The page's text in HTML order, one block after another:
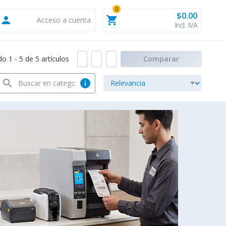
person Acceso a cuenta shopping_cart
0
$0.00
Incl. IVA
1 - 5 de 5 artículos Comparar
info
search